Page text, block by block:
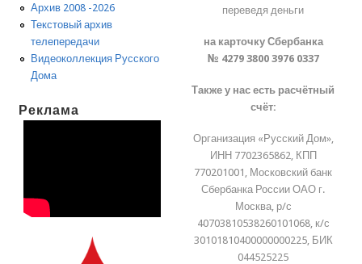
Архив 2008 -2026
Текстовый архив
телепередачи
Видеоколлекция Русского
Дома
Реклама
переведя деньги
на карточку Сбербанка
№ 4279 3800 3976 0337
Также у нас есть расчётный
счёт:
Организация «Русский Дом»,
ИНН 7702365862, КПП
770201001, Московский банк
Сбербанка России ОАО г.
Москва, р/с
40703810538260101068, к/с
30101810400000000225, БИК
044525225